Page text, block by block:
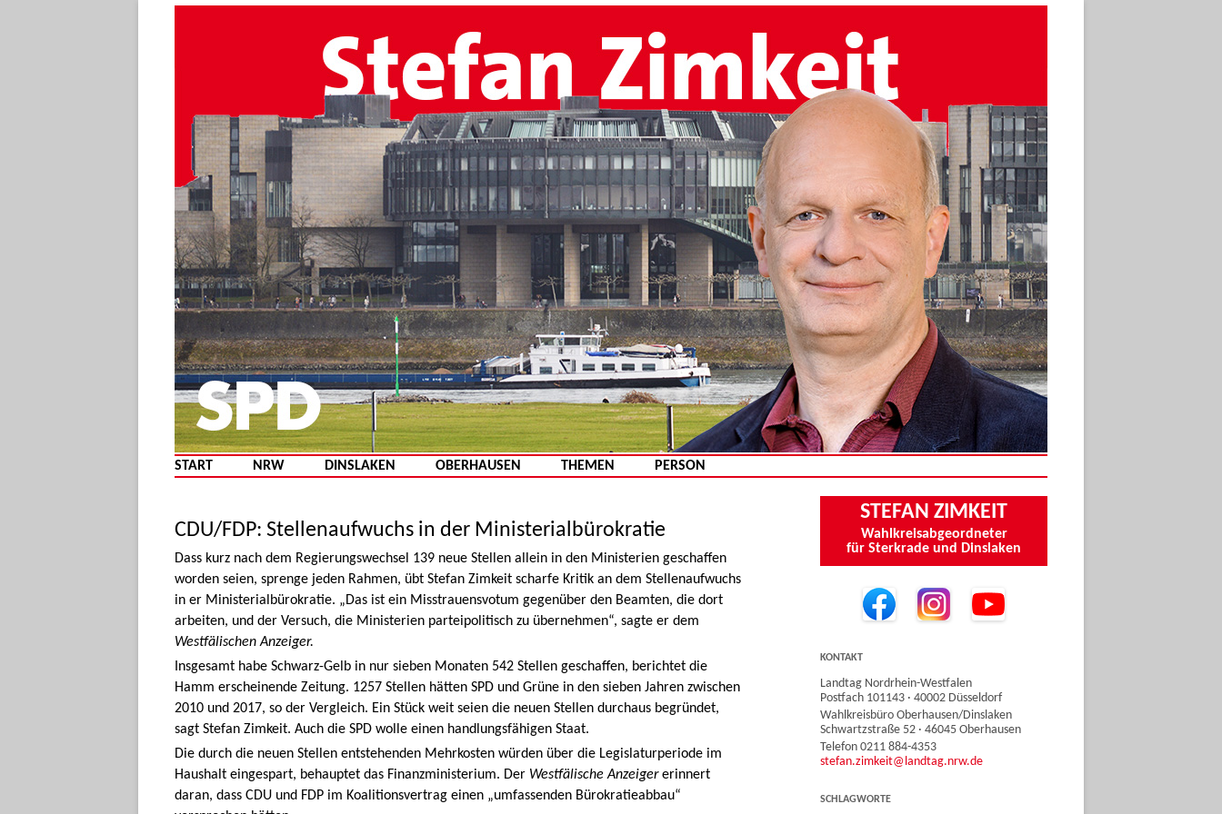
Zum Inhalt springen
START NRW DINSLAKEN OBERHAUSEN THEMEN PERSON
CDU/FDP: Stellenaufwuchs in der Ministerialbürokratie
Dass kurz nach dem Regierungswechsel 139 neue Stellen allein in den Ministerien geschaffen
worden seien, sprenge jeden Rahmen, übt Stefan Zimkeit scharfe Kritik an dem Stellenaufwuchs
in er Ministerialbürokratie. „Das ist ein Misstrauensvotum gegenüber den Beamten, die dort
arbeiten, und der Versuch, die Ministerien parteipolitisch zu übernehmen“, sagte er dem
Westfälischen Anzeiger.
Insgesamt habe Schwarz-Gelb in nur sieben Monaten 542 Stellen geschaffen, berichtet die
Hamm erscheinende Zeitung. 1257 Stellen hätten SPD und Grüne in den sieben Jahren zwischen
2010 und 2017, so der Vergleich. Ein Stück weit seien die neuen Stellen durchaus begründet,
sagt Stefan Zimkeit. Auch die SPD wolle einen handlungsfähigen Staat.
Die durch die neuen Stellen entstehenden Mehrkosten würden über die Legislaturperiode im
Haushalt eingespart, behauptet das Finanzministerium. Der Westfälische Anzeigererinnert
daran, dass CDU und FDP im Koalitionsvertrag einen „umfassenden Bürokratieabbau“
STEFAN ZIMKEIT
Wahlkreisabgeordneter
für Sterkrade und Dinslaken
KONTAKT
Landtag Nordrhein-Westfalen
Postfach 101143 · 40002 Düsseldorf
Wahlkreisbüro Oberhausen/Dinslaken
Schwartzstraße 52 · 46045 Oberhausen
Telefon 0211 884-4353
stefan.zimkeit@landtag.nrw.de
SCHLAGWORTE